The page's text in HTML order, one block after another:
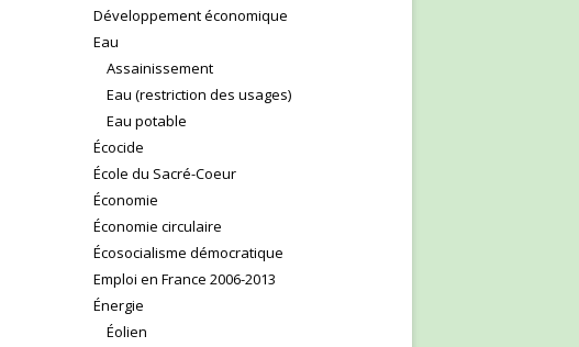
Développement économique
Eau
Assainissement
Eau (restriction des usages)
Eau potable
Écocide
École du Sacré-Coeur
Économie
Économie circulaire
Écosocialisme démocratique
Emploi en France 2006-2013
Énergie
Éolien